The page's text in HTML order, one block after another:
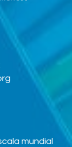
mundial